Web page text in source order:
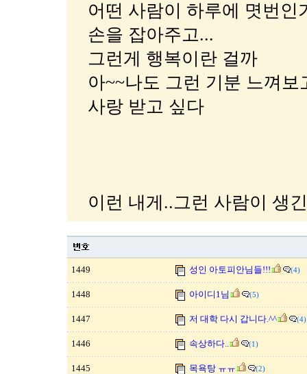
어떤 사람이 하루에 몃번
손을 잡아주고...
그런게 행복이란 걸까
아~~나도 그런 기분 느껴보
사랑 받고 싶다
이런 내게..그런 사람이 생
1449 성인 아토피안님들!!! (4)
1448 아이디1님 (5)
1447 저 대학 다시 갑니다.^^ (4)
1446 속상하다.. (1)
1445 목욕탕 ㅠㅠ (2)